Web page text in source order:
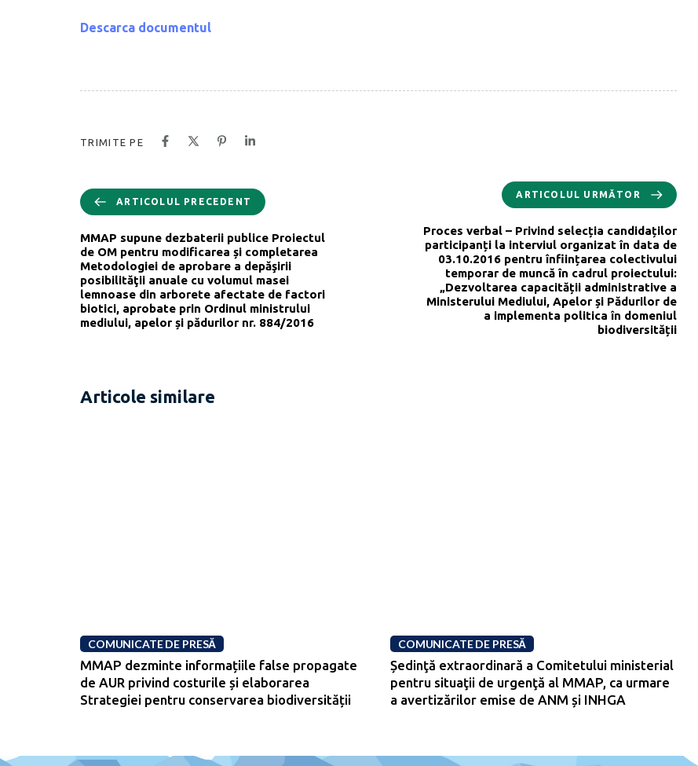
Descarca documentul
TRIMITE PE
ARTICOLUL PRECEDENT
MMAP supune dezbaterii publice Proiectul
de OM pentru modificarea și completarea
Metodologiei de aprobare a depăşirii
posibilităţii anuale cu volumul masei
lemnoase din arborete afectate de factori
biotici, aprobate prin Ordinul ministrului
mediului, apelor și pădurilor nr. 884/2016
ARTICOLUL URMĂTOR
Proces verbal – Privind selecția candidaților
participanți la interviul organizat în data de
03.10.2016 pentru înființarea colectivului
temporar de muncă în cadrul proiectului:
„Dezvoltarea capacității administrative a
Ministerului Mediului, Apelor și Pădurilor de
a implementa politica în domeniul
biodiversității
Articole similare
COMUNICATE DE PRESĂ
MMAP dezminte informațiile false propagate
de AUR privind costurile și elaborarea
Strategiei pentru conservarea biodiversității
COMUNICATE DE PRESĂ
Ședinţă extraordinară a Comitetului ministerial
pentru situaţii de urgenţă al MMAP, ca urmare
a avertizărilor emise de ANM și INHGA